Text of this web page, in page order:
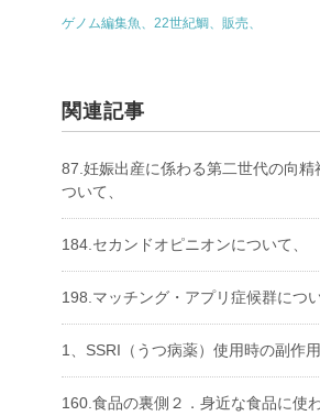
ゲノム編集魚、22世紀鯛、販売、
関連記事
87.妊娠出産に係わる第二世代の向精
ついて、
184.セカンドオピニオンについて、
198.マッチング・アプリ症候群につい
1、SSRI（うつ病薬）使用時の副作
160.食品の裏側２．身近な食品に使